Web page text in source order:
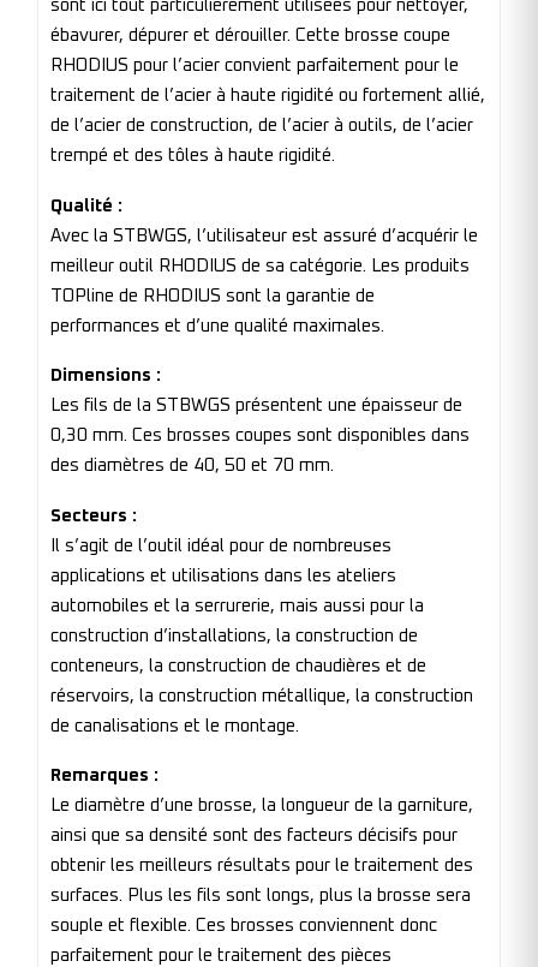
sont ici tout particulièrement utilisées pour nettoyer,
ébavurer, dépurer et dérouiller. Cette brosse coupe
RHODIUS pour l’acier convient parfaitement pour le
traitement de l’acier à haute rigidité ou fortement allié,
de l’acier de construction, de l’acier à outils, de l’acier
trempé et des tôles à haute rigidité.
Qualité :
Avec la STBWGS, l’utilisateur est assuré d’acquérir le
meilleur outil RHODIUS de sa catégorie. Les produits
TOPline de RHODIUS sont la garantie de
performances et d’une qualité maximales.
Dimensions :
Les fils de la STBWGS présentent une épaisseur de
0,30 mm. Ces brosses coupes sont disponibles dans
des diamètres de 40, 50 et 70 mm.
Secteurs :
Il s’agit de l’outil idéal pour de nombreuses
applications et utilisations dans les ateliers
automobiles et la serrurerie, mais aussi pour la
construction d’installations, la construction de
conteneurs, la construction de chaudières et de
réservoirs, la construction métallique, la construction
de canalisations et le montage.
Remarques :
Le diamètre d’une brosse, la longueur de la garniture,
ainsi que sa densité sont des facteurs décisifs pour
obtenir les meilleurs résultats pour le traitement des
surfaces. Plus les fils sont longs, plus la brosse sera
souple et flexible. Ces brosses conviennent donc
parfaitement pour le traitement des pièces